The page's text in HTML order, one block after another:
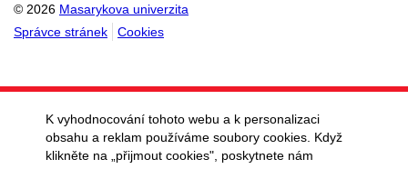
© 2026 Masarykova univerzita
Správce stránek
Cookies
K vyhodnocování tohoto webu a k personalizaci
obsahu a reklam používáme soubory cookies. Když
klikněte na „přijmout cookies", poskytnete nám